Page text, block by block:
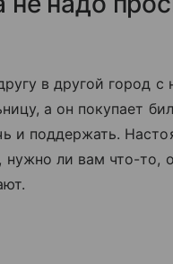
в другой город с
а он покупает
и поддержать.
нужно ли вам что-то,